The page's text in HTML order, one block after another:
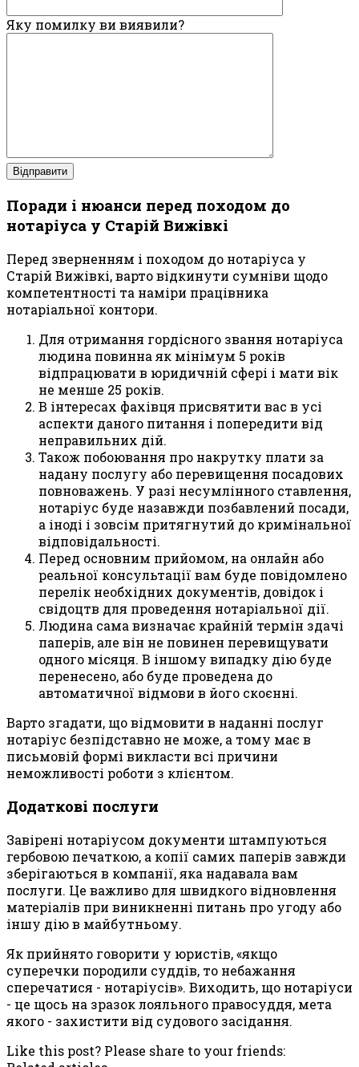
Яку помилку ви виявили?
Поради і нюанси перед походом до
нотаріуса у Старій Вижівкі
Перед зверненням і походом до нотаріуса у
Старій Вижівкі, варто відкинути сумніви щодо
компетентності та наміри працівника
нотаріальної контори.
Для отримання гордісного звання нотаріуса
людина повинна як мінімум 5 років
відпрацювати в юридичній сфері і мати вік
не менше 25 років.
В інтересах фахівця присвятити вас в усі
аспекти даного питання і попередити від
неправильних дій.
Також побоювання про накрутку плати за
надану послугу або перевищення посадових
повноважень. У разі несумлінного ставлення,
нотаріус буде назавжди позбавлений посади,
а іноді і зовсім притягнутий до кримінальної
відповідальності.
Перед основним прийомом, на онлайн або
реальної консультації вам буде повідомлено
перелік необхідних документів, довідок і
свідоцтв для проведення нотаріальної дії.
Людина сама визначає крайній термін здачі
паперів, але він не повинен перевищувати
одного місяця. В іншому випадку дію буде
перенесено, або буде проведена до
автоматичної відмови в його скоєнні.
Варто згадати, що відмовити в наданні послуг
нотаріус безпідставно не може, а тому має в
письмовій формі викласти всі причини
неможливості роботи з клієнтом.
Додаткові послуги
Завірені нотаріусом документи штампуються
гербовою печаткою, а копії самих паперів завжди
зберігаються в компанії, яка надавала вам
послуги. Це важливо для швидкого відновлення
матеріалів при виникненні питань про угоду або
іншу дію в майбутньому.
Як прийнято говорити у юристів, «якщо
суперечки породили суддів, то небажання
сперечатися - нотаріусів». Виходить, що нотаріуси
- це щось на зразок лояльного правосуддя, мета
якого - захистити від судового засідання.
Like this post? Please share to your friends: